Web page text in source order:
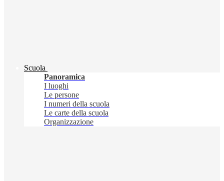
Scuola
Panoramica
I luoghi
Le persone
I numeri della scuola
Le carte della scuola
Organizzazione